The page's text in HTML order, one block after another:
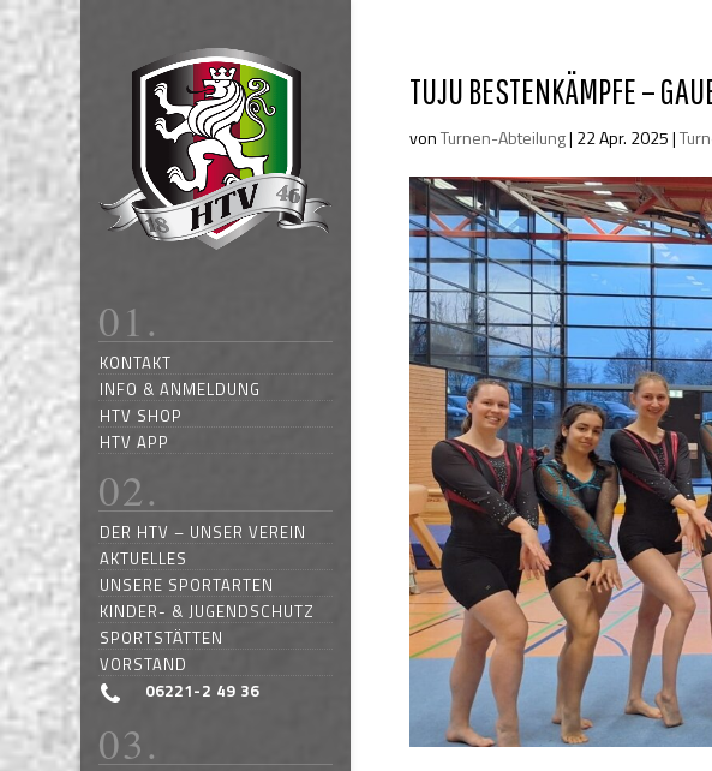
KONTAKT
INFO & ANMELDUNG
HTV SHOP
HTV APP
DER HTV – UNSER VEREIN
AKTUELLES
UNSERE SPORTARTEN
KINDER- & JUGENDSCHUTZ
SPORTSTÄTTEN
VORSTAND
06221-2 49 36
TUJU BESTENKÄMPFE –
vonTurnen-Abteilung| 22 Apr. 2025|